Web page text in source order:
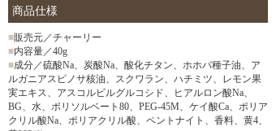
商品仕様
■販売元／チャーリー
■内容量／40g
■成分／硫酸Na、炭酸Na、酸化チタン、ホホバ種子油、ア
ルガニアスピノサ核油、スクワラン、ハチミツ、レモン果
実エキス、アスコルビルグルコシド、ヒアルロン酸Na、
BG、水、ポリソルベート80、PEG-45M、ケイ酸Ca、ポリア
クリル酸Na、ポリアクリル酸、ペントナイト、香料、黄4、